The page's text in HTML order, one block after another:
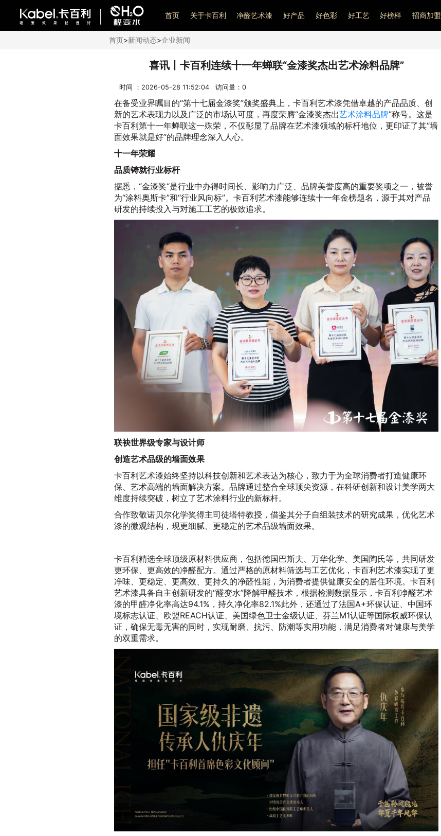
艺术漆加盟
首页 关于卡百利 净醛艺术漆 好产品 好色彩 好工艺 好榜样 招商加盟
首页>新闻动态>企业新闻
喜讯丨卡百利连续十一年蝉联“金漆奖杰出艺术涂料品牌”
时间 ：2026-05-28 11:52:04 访问量： 0
在备受业界瞩目的“第十七届金漆奖”颁奖盛典上，卡百利艺术漆凭借卓越的产品品质、创
新的艺术表现力以及广泛的市场认可度，再度荣膺“金漆奖杰出艺术涂料品牌”称号。这是
卡百利第十一年蝉联这一殊荣，不仅彰显了品牌在艺术漆领域的标杆地位，更印证了其“墙
面效果就是好”的品牌理念深入人心。
十一年荣耀
品质铸就行业标杆
据悉，“金漆奖“是行业中办得时间长、影响力广泛、品牌美誉度高的重要奖项之一，被誉
为“涂料奥斯卡”和“行业风向标”。卡百利艺术漆能够连续十一年金榜题名，源于其对产品
研发的持续投入与对施工工艺的极致追求。
联袂世界级专家与设计师
创造艺术品级的墙面效果
卡百利艺术漆始终坚持以科技创新和艺术表达为核心，致力于为全球消费者打造健康环
保、艺术高端的墙面解决方案。品牌通过整合全球顶尖资源，在科研创新和设计美学两大
维度持续突破，树立了艺术涂料行业的新标杆。
合作致敬诺贝尔化学奖得主司徒塔特教授，借鉴其分子自组装技术的研究成果，优化艺术
漆的微观结构，现更细腻、更稳定的艺术品级墙面效果。
卡百利精选全球顶级原材料供应商，包括德国巴斯夫、万华化学、美国陶氏等，共同研发
更环保、更高效的净醛配方。通过严格的原材料筛选与工艺优化，卡百利艺术漆实现了更
净味、更稳定、更高效、更持久的净醛性能，为消费者提供健康安全的居住环境。卡百利
艺术漆具备自主创新研发的“醛变水”降解甲醛技术，根据检测数据显示，卡百利净醛艺术
漆的甲醛净化率高达94.1%，持久净化率82.1%此外，还通过了法国A+环保认证、中国环
境标志认证、欧盟REACH认证、美国绿色卫士金级认证、芬兰M1认证等国际权威环保认
证，确保无毒无害的同时，实现耐磨、抗污、防潮等实用功能，满足消费者对健康与美学
的双重需求。